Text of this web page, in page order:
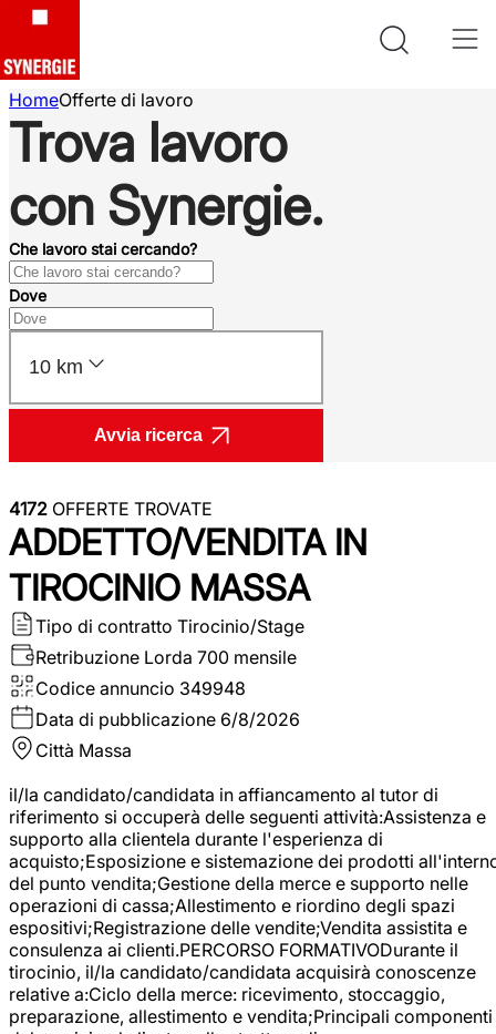
HomeOfferte di lavoro
Trova lavoro
con Synergie.
Che lavoro stai cercando?
Dove
10 km
Avvia ricerca
4172 OFFERTE TROVATE
ADDETTO/VENDITA IN
TIROCINIO MASSA
Tipo di contratto Tirocinio/Stage
Retribuzione Lorda 700 mensile
Codice annuncio 349948
Data di pubblicazione 6/8/2026
Città Massa
il/la candidato/candidata in affiancamento al tutor di
riferimento si occuperà delle seguenti attività:Assistenza e
supporto alla clientela durante l'esperienza di
acquisto;Esposizione e sistemazione dei prodotti
del punto vendita;Gestione della merce e supporto nelle
operazioni di cassa;Allestimento e riordino degli spazi
espositivi;Registrazione delle vendite;Vendita assistita e
consulenza ai clienti.PERCORSO FORMATIVODurante il
tirocinio, il/la candidato/candidata acquisirà conoscenze
relative a:Ciclo della merce: ricevimento, stoccaggio,
preparazione, allestimento e vendita;Principali componenti